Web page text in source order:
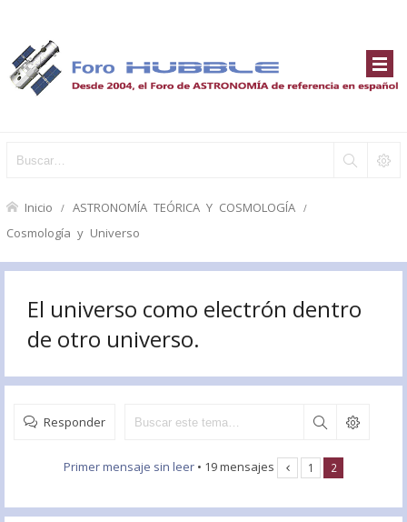
Inicio ASTRONOMÍA TEÓRICA Y COSMOLOGÍA
Cosmología y Universo
El universo como electrón dentro
de otro universo.
Responder
Primer mensaje sin leer • 19 mensajes 1 2